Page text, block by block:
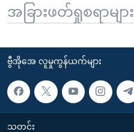
အခြားဖတ်ရှုစရာများ
ဗွီအိုအေ လူမှုကွန်ယက်များ
သတင်း